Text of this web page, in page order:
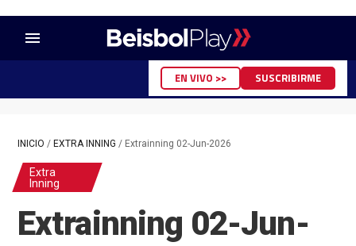
menu
EN VIVO >> SUSCRIBIRME
INICIO / EXTRA INNING / Extrainning 02-Jun-2026
Extra
Inning
Extrainning 02-Jun-